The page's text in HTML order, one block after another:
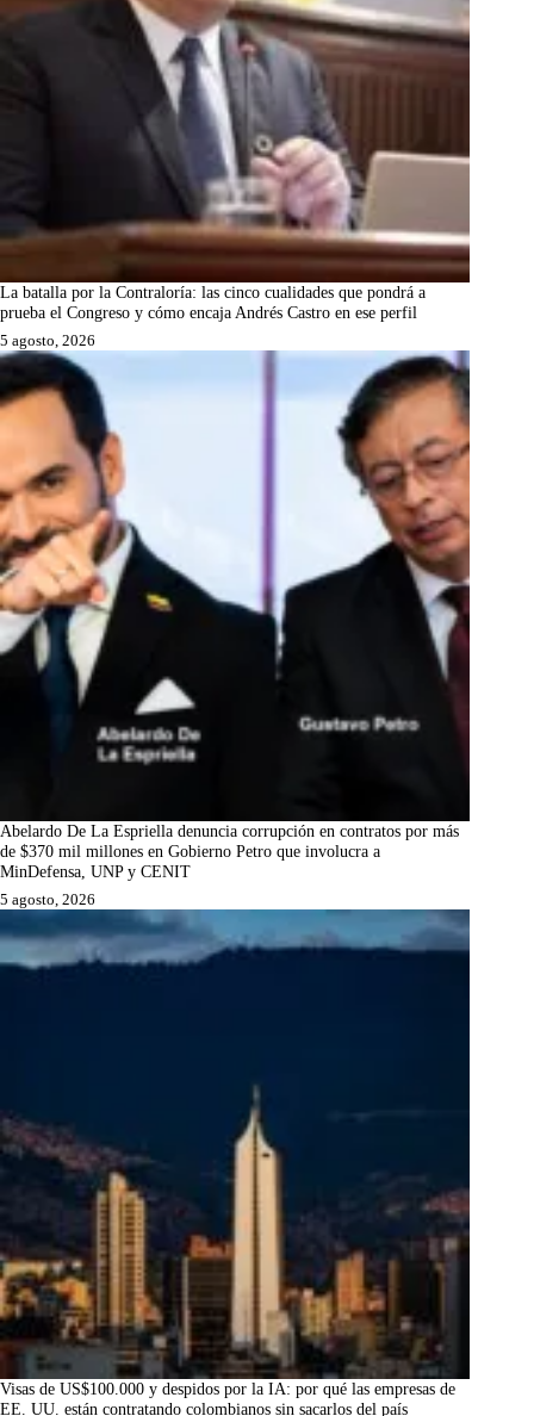
La batalla por la Contraloría: las cinco cualidades que pondrá a
prueba el Congreso y cómo encaja Andrés Castro en ese perfil
5 agosto, 2026
Abelardo De La Espriella denuncia corrupción en contratos por más
de $370 mil millones en Gobierno Petro que involucra a
MinDefensa, UNP y CENIT
5 agosto, 2026
Visas de US$100.000 y despidos por la IA: por qué las empresas de
EE. UU. están contratando colombianos sin sacarlos del país